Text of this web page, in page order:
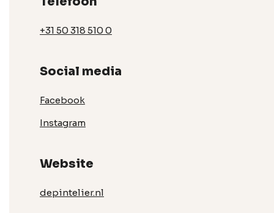
+31 50 318 510 0
Social media
Facebook
Instagram
Website
depintelier.nl